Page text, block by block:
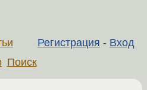
Регистрация - Вход
Поиск